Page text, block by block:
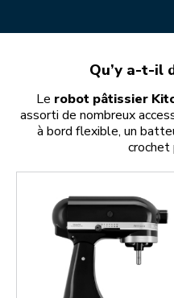
Qu’y a-t-il
Le robot pâtissier
assorti de nombreux
à bord flexible, un
crochet